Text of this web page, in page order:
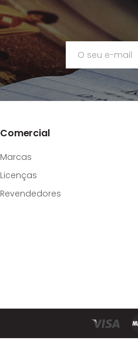
Comercial
Marcas
Licenças
Revendedores